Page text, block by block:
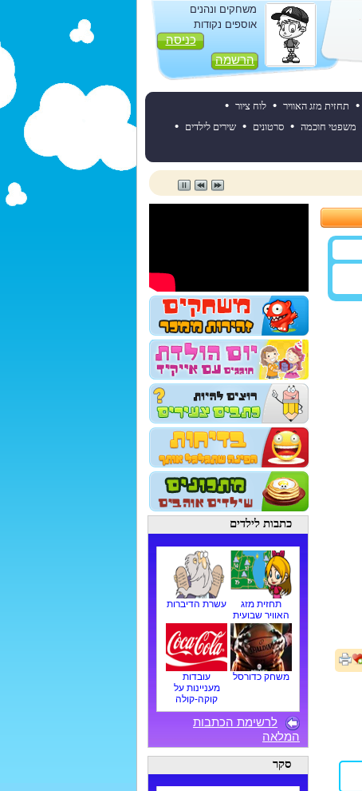
משחקים ונהנים
אוספים נקודות
כניסה
הרשמה
• תחזית מזג האוויר • לוח ציור •
משפטי חוכמה • סרטונים • שירים לילדים •
כתבות לילדים
תחזית מזג
האוויר שבועית
עשרת הדיברות
משחק כדורסל
עובדות
מעניינות על
קוקה-קולה
לרשימת הכתבות
המלאה
סקר